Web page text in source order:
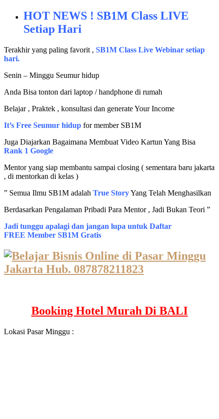
HOT NEWS ! SB1M Class LIVE
Setiap Hari
Terakhir yang paling favorit , SB1M Class Live Webinar setiap
hari.
Senin – Minggu Seumur hidup
Anda Bisa tonton dari laptop / handphone di rumah
Belajar , Praktek , konsultasi dan generate Your Income
It’s Free Seumur hidup for member SB1M
Juga Diajarkan Bagaimana Membuat Video Kartun Yang Bisa
Rank 1 Google
Mentor yang siap membantu sampai closing ( sementara baru jakarta
, di mentorkan di kelas )
” Semua Ilmu SB1M adalah True StoryYang Telah Menghasilkan
Berdasarkan Pengalaman Pribadi Para Mentor , Jadi Bukan Teori ”
Jadi tunggu apalagi dan jangan lupa untuk Daftar
FREE Member SB1M Gratis
Booking Hotel Murah Di BALI
Lokasi Pasar Minggu :